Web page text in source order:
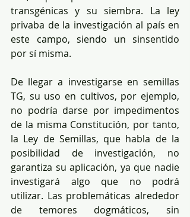
transgénicas y su siembra. La ley
privaba de la investigación al país en
este campo, siendo un sinsentido
por sí misma.
De llegar a investigarse en semillas
TG, su uso en cultivos, por ejemplo,
no podría darse por impedimentos
de la misma Constitución, por tanto,
la Ley de Semillas, que habla de la
posibilidad de investigación, no
garantiza su aplicación, ya que nadie
investigará algo que no podrá
utilizar. Las problemáticas alrededor
de temores dogmáticos, sin